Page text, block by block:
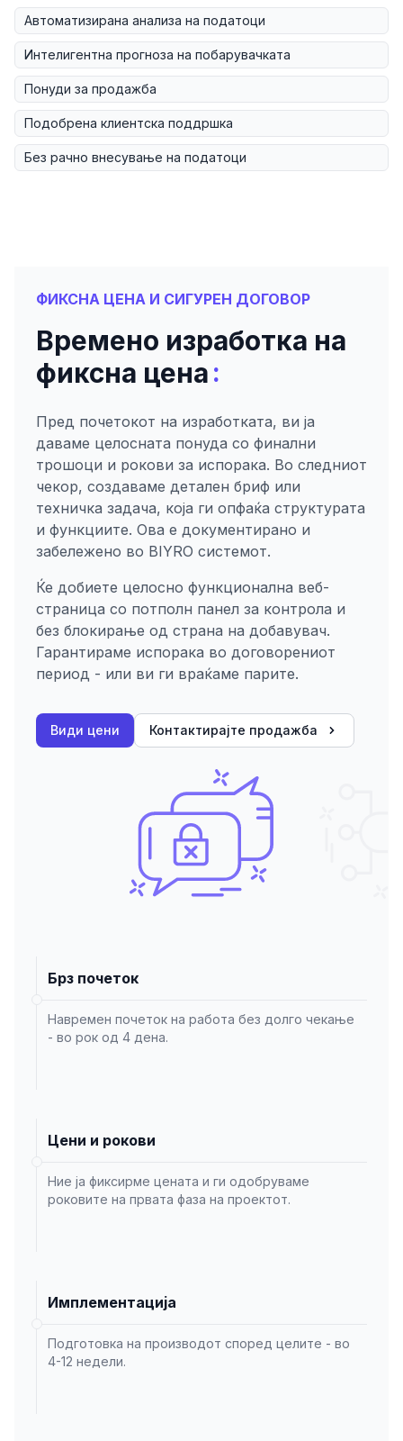
Автоматизирана анализа на податоци
Интелигентна прогноза на побарувачката
Понуди за продажба
Подобрена клиентска поддршка
Без рачно внесување на податоци
ФИКСНА ЦЕНА И СИГУРЕН ДОГОВОР
Времено изработка на
фиксна цена:
Пред почетокот на изработката, ви ја
даваме целосната понуда со финални
трошоци и рокови за испорака. Во следниот
чекор, создаваме детален бриф или
техничка задача, која ги опфаќа структурата
и функциите. Ова е документирано и
забележено во BIYRO системот.
Ќе добиете целосно функционална веб-
страница со потполн панел за контрола и
без блокирање од страна на добавувач.
Гарантираме испорака во договорениот
период - или ви ги враќаме парите.
Види цени Контактирајте продажба
Брз почеток
Навремен почеток на работа без долго чекање
- во рок од 4 дена.
Цени и рокови
Ние ја фиксирме цената и ги одобруваме
роковите на првата фаза на проектот.
Имплементација
Подготовка на производот според целите - во
4-12 недели.